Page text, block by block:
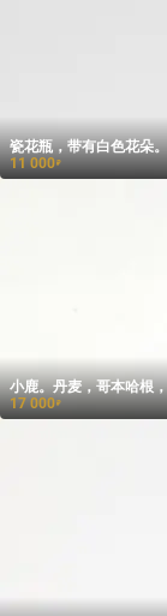
瓷花瓶，带有白色花朵
11 000₽
小鹿。丹麦，哥本哈根
17 000₽